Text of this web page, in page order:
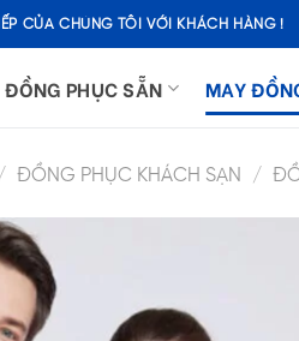
CỦA CHÚNG TÔI VỚI KHÁCH HÀNG !
ĐỒNG PHỤC SẴN MAY
ĐỒNG PHỤC KHÁCH SẠN /